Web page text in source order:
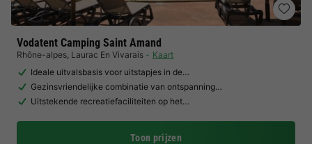
Vodatent Camping Saint Amand
Rhône-alpes, Laurac En Vivarais
Kaart
Ideale uitvalsbasis voor uitstapjes in de…
Gezinsvriendelijke combinatie van ontspanning…
Uitstekende recreatiefaciliteiten op het…
Toon prijzen